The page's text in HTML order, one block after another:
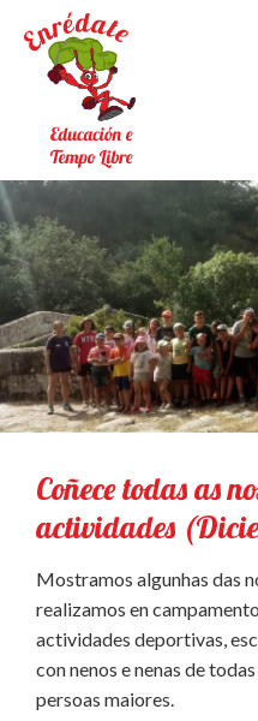
Coñece todas as
actividades
Mostramos algunhas das
realizamos en
actividades deportivas,
con nenos e nenas de
persoas maiores.